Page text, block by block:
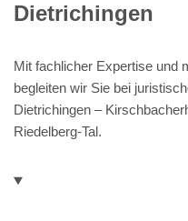
Dietrichingen
Mit fachlicher Expertise und
begleiten wir Sie bei
Dietrichingen –
Riedelberg-Tal.